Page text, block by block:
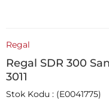
Regal
Regal SDR 300
3011
Stok Kodu (E0041775)